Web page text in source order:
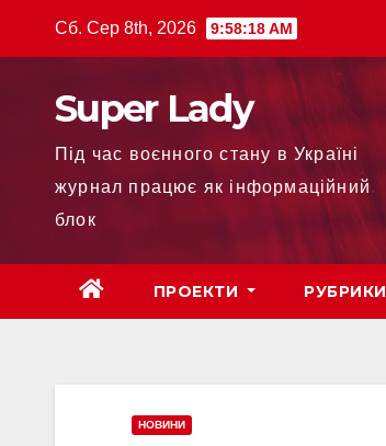
Сб. Сер 8th, 2026 9:58:20 AM
Super Lady
Під час воєнного стану в Україні
журнал працює як інформаційний
блок
ПРОЕКТИ РУБРИКИ
НОВИНИ